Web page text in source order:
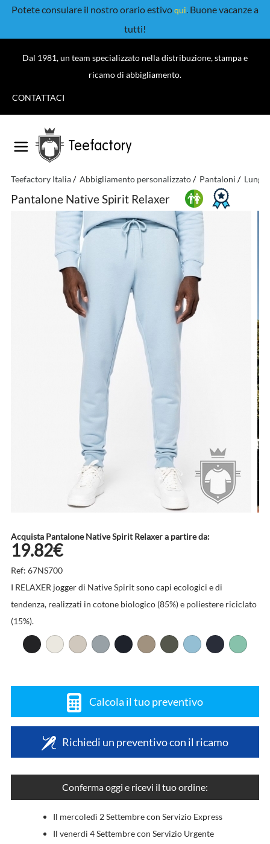
Potete consulare il nostro orario estivoqui. Buone vacanze a
tutti!
Dal 1981, un team specializzato nella distribuzione, stampa e
ricamo di abbigliamento.
CONTATTACI
Teefactory
Teefactory Italia Abbigliamento personalizzato Pantaloni Lunghi
Pantalone Native Spirit Relaxer
Acquista Pantalone Native Spirit Relaxer a partire da:
19.82€
Ref: 67NS700
I RELAXER jogger di Native Spirit sono capi ecologici e di
tendenza, realizzati in cotone biologico (85%) e poliestere riciclato
(15%).
Calcola il tuo preventivo
Richiedi un preventivo con il ricamo
Conferma oggi e ricevi il tuo ordine:
Il mercoledì 2 Settembre con Servizio Express
Il venerdì 4 Settembre con Servizio Urgente